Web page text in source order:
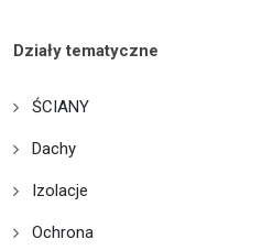
Działy tematyczne
ŚCIANY
Dachy
Izolacje
Ochrona